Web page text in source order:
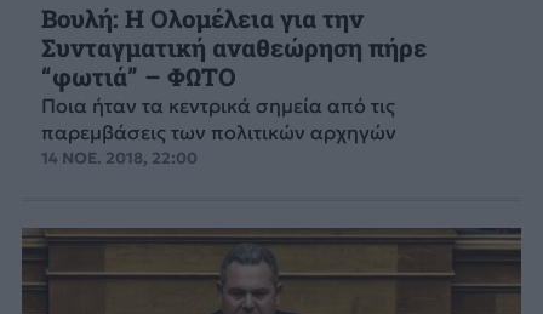
Βουλή: Η Ολομέλεια για την
Συνταγματική αναθεώρηση πήρε
“φωτιά” – ΦΩΤΟ
Ποια ήταν τα κεντρικά σημεία από τις
παρεμβάσεις των πολιτικών αρχηγών
14 ΝΟΕ. 2018, 22:00